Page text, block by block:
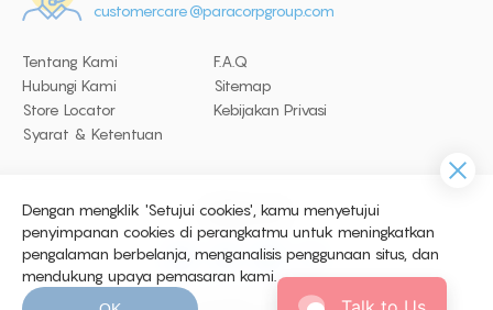
Dengan mengklik 'Setujui cookies', kamu menyetujui
penyimpanan cookies di perangkatmu untuk meningkatkan
pengalaman berbelanja, menganalisis penggunaan situs, dan
mendukung upaya pemasaran kami.
customercare@paracorpgroup.com
Tentang Kami
F.A.Q
Hubungi Kami
Sitemap
Store Locator
Kebijakan Privasi
Syarat & Ketentuan
Follow Us
© 2026 Copyright ParagonCorp. All